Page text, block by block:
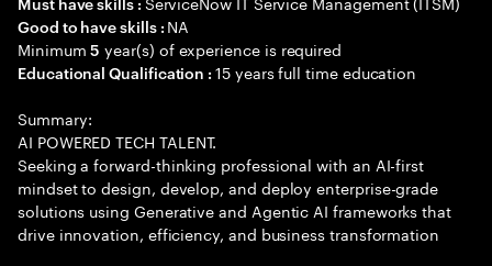
Good to have skills : NA
Minimum5 year(s) of experience is required
Educational Qualification :15 years full time education
Summary:
AI POWERED TECH TALENT.
Seeking a forward-thinking professional with an AI-first
mindset to design, develop, and deploy enterprise-grade
solutions using Generative and Agentic AI frameworks that
drive innovation, efficiency, and business transformation